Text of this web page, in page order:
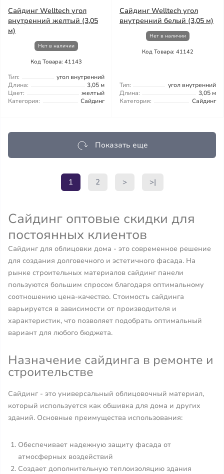
Сайдинг Welltech угол
внутренний желтый (3,05
м)
Нет в наличии
Код Товара: 41143
Тип:
угол внутренний
Длина:
3,05 м
Цвет:
желтый
Категория:
Сайдинг
Сайдинг Welltech угол
внутренний белый (3,05 м)
Нет в наличии
Код Товара: 41142
Тип:
угол внутренний
Длина:
3,05 м
Категория:
Сайдинг
Показать еще
1 2 > >|
Сайдинг оптовые скидки для
постоянных клиентов
Сайдинг для облицовки дома - это современное решение
для создания долговечного и эстетичного фасада. На
рынке строительных материалов сайдинг панели
пользуются большим спросом благодаря оптимальному
соотношению цена-качество. Стоимость сайдинга
варьируется в зависимости от производителя и
характеристик, что позволяет подобрать оптимальный
вариант для любого бюджета.
Назначение сайдинга в ремонте и
строительстве
Сайдинг - это универсальный облицовочный материал,
который используется как обшивка для дома и других
зданий. Основные преимущества использования:
Обеспечивает надежную защиту фасада от
атмосферных воздействий
Создает дополнительную теплоизоляцию здания